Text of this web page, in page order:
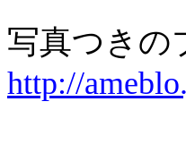
写真つき
http://